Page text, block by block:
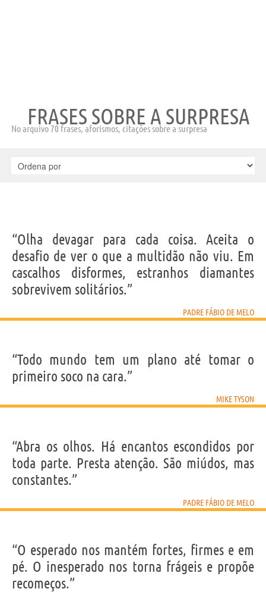
FRASES SOBRE A SURPRESA
No arquivo 70 frases, aforismos, citações sobre a surpresa
“Olha devagar para cada coisa. Aceita o
desafio de ver o que a multidão não viu. Em
cascalhos disformes, estranhos diamantes
sobrevivem solitários.”
PADRE FÁBIO DE MELO
“Todo mundo tem um plano até tomar o
primeiro soco na cara.”
MIKE TYSON
“Abra os olhos. Há encantos escondidos por
toda parte. Presta atenção. São miúdos, mas
constantes.”
PADRE FÁBIO DE MELO
“O esperado nos mantém fortes, firmes e em
pé. O inesperado nos torna frágeis e propõe
recomeços.”